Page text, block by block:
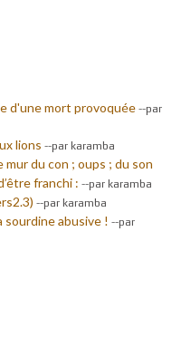
d'une mort provoquée --par
lions --par karamba
mur du con ; oups ; du son
franchi : --par karamba
--par karamba
sourdine abusive ! --par